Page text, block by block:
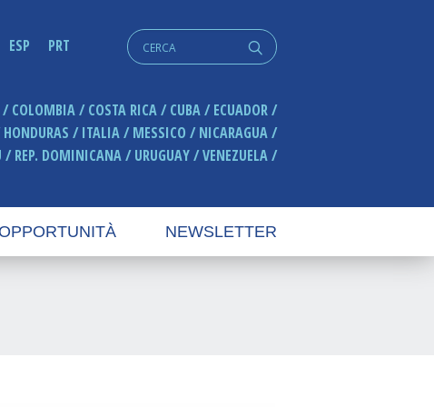
ESP PRT q
Cerca:
COLOMBIA COSTA RICA CUBA
ECUADOR
HONDURAS ITALIA MESSICO
NICARAGUA
REP. DOMINICANA URUGUAY VENEZUELA
NEWSLETTER